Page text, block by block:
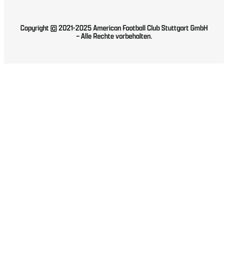
Copyright © 2021-2025 American Football Club Stuttgart GmbH
– Alle Rechte vorbehalten.